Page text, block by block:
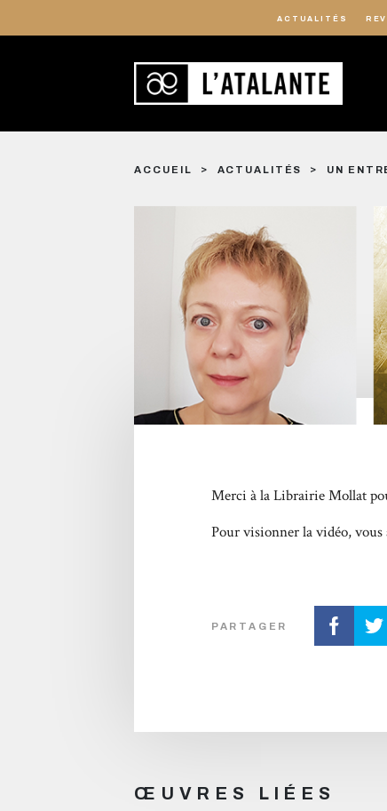
ACTUALITÉS
ACCUEIL ACTUALITÉS UN
Merci à la Librairie Mollat
Pour visionner la vidéo,
PARTAGER
ŒUVRES LIÉES